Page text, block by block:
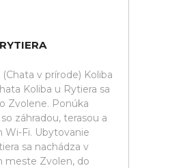
v prírode) Koliba
Koliba u Rytiera sa
Zvolene. Ponúka
záhradou, terasou a
Wi-Fi. Ubytovanie
sa nachádza v
meste Zvolen, do